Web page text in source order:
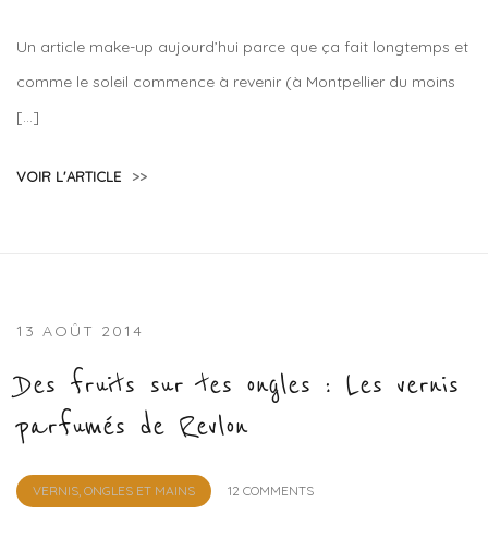
Un article make-up aujourd’hui parce que ça fait longtemps et
comme le soleil commence à revenir (à Montpellier du moins
[…]
VOIR L'ARTICLE >>
13 AOÛT 2014
Des fruits sur tes ongles : Les vernis
parfumés de Revlon
VERNIS, ONGLES ET MAINS
by
12 COMMENTS